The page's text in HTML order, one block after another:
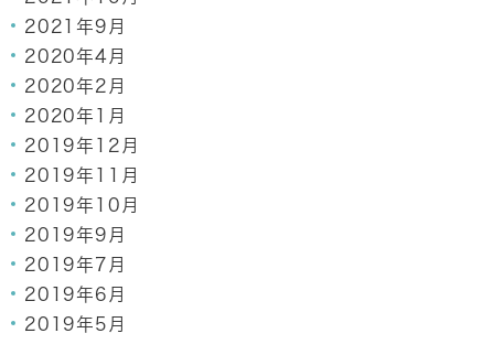
2021年9月
2020年4月
2020年2月
2020年1月
2019年12月
2019年11月
2019年10月
2019年9月
2019年7月
2019年6月
2019年5月